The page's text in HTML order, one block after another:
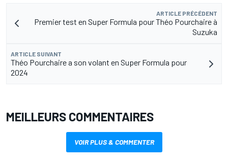
ARTICLE PRÉCÉDENT
Premier test en Super Formula pour Théo Pourchaire à
Suzuka
ARTICLE SUIVANT
Théo Pourchaire a son volant en Super Formula pour
2024
MEILLEURS COMMENTAIRES
VOIR PLUS & COMMENTER